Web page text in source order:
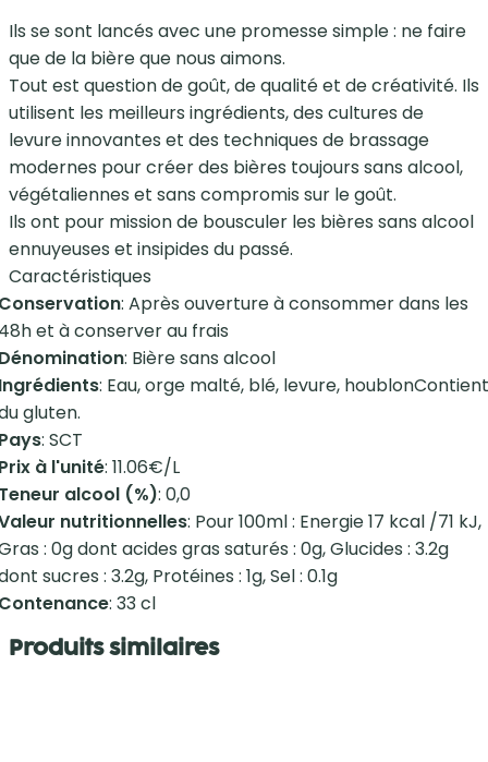
Ils se sont lancés avec une promesse simple : ne faire
que de la bière que nous aimons.
Tout est question de goût, de qualité et de créativité. Ils
utilisent les meilleurs ingrédients, des cultures de
levure innovantes et des techniques de brassage
modernes pour créer des bières toujours sans alcool,
végétaliennes et sans compromis sur le goût.
Ils ont pour mission de bousculer les bières sans alcool
ennuyeuses et insipides du passé.
Caractéristiques
: Après ouverture à consommer dans les
et à conserver au frais
: Bière sans alcool
: Eau, orge malté, blé, levure, houblonContient
gluten.
: SCT
à l'unité: 11.06€/L
alcool (%): 0,0
nutritionnelles: Pour 100ml : Energie 17 kcal /71 kJ,
: 0g dont acides gras saturés : 0g, Glucides : 3.2g
sucres : 3.2g, Protéines : 1g, Sel : 0.1g
: 33 cl
Produits similaires